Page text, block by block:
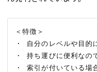
＜特徴＞
・ 自分のレベルや目的
・ 持ち運びに便利なの
・ 索引が付いている場